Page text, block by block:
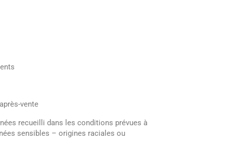
vente
recueilli dans les conditions prévues à
sensibles – origines raciales ou